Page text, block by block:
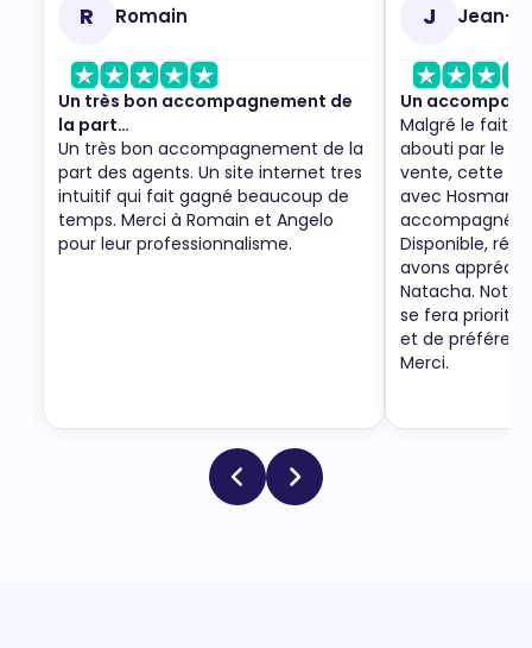
R Romain
Un très bon accompagnement de
la part…
Un très bon accompagnement de la
part des agents. Un site internet tres
intuitif qui fait gagné beaucoup de
temps. Merci à Romain et Angelo
pour leur professionnalisme.
J Jean-
Un
Malgré le fait
abouti par le
vente, cette
avec Hosman
accompagnée
Disponible, ré-
avons
Natacha.
se fera
et de
Merci.